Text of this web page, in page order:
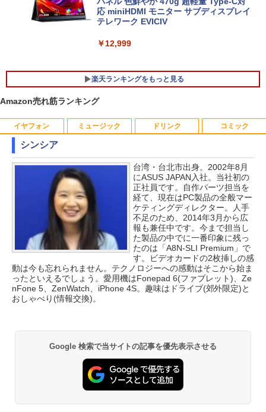
カメラ 指紋認証 搭載モデル｜中古 ノー
トパソコン Windows11 Office 付き｜D
降 1.60GHz 4コア 8スレッド メモリ 8G
￥29,800
リ 16GB/ SSD 512GB/ Windows 11/ 20
24 Office付き/ 2025年1月モデル
￥149,800
応 miniHDMI モニター サブディスプレイ
テレワーク EVICIV
￥12,999
楽天ランキングをもっと見る
1
【送料無料】感動する地図帖 世界って面
誤謬論入門[本/雑誌] 優れた議論の実践ガ
イド / T・エドワード・デイマー/著 小西
卓三/監訳 今村真由子/訳
3
￥792
★8月中旬発送予定★ 宇宙兄弟 全巻セ
Amazon売れ筋ランキング
イヤフォン
Anker Soundcore P40i オフホワイト
￥7,990
Anker Soundcore P31i ブラック
￥5,990
ンク
￥-
【2026年アップグレード版】AOKIMI ワイヤ
レスイヤホン bluetooth イヤホン V12 小型
ミュージック
BRUCE WAYNE feat. Flo Milli, ATL Jacob
[Explicit]
￥250
BRUCE WAYNE feat. Flo Milli, ATL Jacob
[Explicit]
￥250
￥250
On My Road (Stadium ver.)
ドリンク
【Amazon.co.jp限定】 い・ろ・は・す 2L P
ET ラベルレス ×8本
￥1,112
by Amazon 天然水 ラベルレス 500ml ×24本
富士山の天然水 バナジウム含有 水 ミネラル
ウォーター ペットボトル 静岡県産 500ミリリ
ットル (Smart Basic)
￥1,380
by Amazon 炭酸水 ラベルレス 500ml ×24本
強炭酸水 ペットボトル 500ミリリットル (Sm
art Basic)
￥1,625
by Amazon 天然水ラベルレス 2L×9本
コミック
薬屋のひとりごと 17巻 (デジタル版ビッグガ
ンガンコミックス)
￥770
異世界居酒屋「のぶ」(22) (角川コミックス・
エース)
￥832
クスDIGITAL)
￥594
HUNTER×HUNTER モノクロ版 39 (ジャンプ
コミックスDIGITAL)
シンシア
台湾・台北市出身。2002年8月
にASUS JAPAN入社。当社初の
正社員です。自作パーツ担当を
経て、現在はPC製品の全般マー
ケティングディレクター。人手
不足のため、2014年3月から広
報も兼任中です。今まで担当し
た製品の中でに一番印象に残っ
たのは「A8N-SLI Premium」で
す。ビデオカードの2枚挿しの感
動は今も忘れられません。テクノロジーへの感動はそこから始ま
ったといえるでしょう。愛用機はFonepad 6(ファブレット)、Ze
nFone 5、ZenWatch、iPhone 4S。趣味はドライブ(郊外限定)と
おしゃべり(情報交換)。
Google 検索で当サイトの記事を優先表示させる